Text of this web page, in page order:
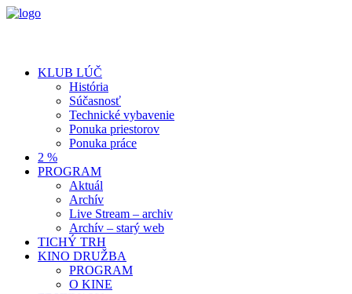
KLUB LÚČ
História
Súčasnosť
Technické vybavenie
Ponuka priestorov
Ponuka práce
2 %
PROGRAM
Aktuál
Archív
Live Stream – archiv
Archív – starý web
TICHÝ TRH
KINO DRUŽBA
PROGRAM
O KINE